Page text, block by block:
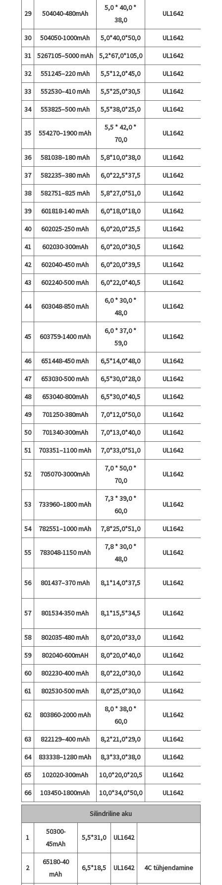
29 504040-480mAh
5,0 * 40,0 *
38,0
UL1642
30 504050-1000mAh 5,0*40,0*50,0
UL1642
31
5267105–5000 mAh 5,2*67,0*105,0
UL1642
32
551245–220 mAh 5,5*12,0*45,0
UL1642
33
552530–410 mAh 5,5*25,0*30,5
UL1642
34
553825–500 mAh 5,5*38,0*25,0 UL1642
35 554270–1900 mAh
5,5 * 42,0 *
70,0
UL1642
36 581038–180 mAh 5,8*10,0*38,0
UL1642
37
582235–380 mAh 6,0*22,5*37,5
UL1642
38
582751–825 mAh 5,8*27,0*51,0
UL1642
39
601818-140 mAh 6,0*18,0*18,0
UL1642
40
602025-250 mAh 6,0*20,0*25,5
UL1642
41
602030-300mAh 6,0*20,0*30,5
UL1642
42
602040-450 mAh 6,0*20,0*39,5
UL1642
43
602240-500 mAh 6,0*22,0*40,5 UL1642
44 603048-850 mAh
6,0 * 30,0 *
48,0
UL1642
45 603759-1400 mAh
6,0 * 37,0 *
59,0
UL1642
46 651448-450 mAh 6,5*14,0*48,0
UL1642
47
653030-500 mAh 6,5*30,0*28,0
UL1642
48
653040-800mAh 6,5*30,0*40,5
UL1642
49
701250-380mAh 7,0*12,0*50,0
UL1642
50
701340-300mAh 7,0*13,0*40,0
UL1642
51
703351–1100 mAh 7,0*33,0*51,0 UL1642
52 705070-3000mAh
7,0 * 50,0 *
70,0
UL1642
53 733960–1800 mAh
7,3 * 39,0 *
60,0
UL1642
54 782551–1000 mAh 7,8*25,0*51,0 UL1642
55 783048-1150 mAh
7,8 * 30,0 *
48,0
UL1642
56 801437–370 mAh 8,1*14,0*37,5 UL1642
57 801534-350 mAh 8,1*15,5*34,5 UL1642
58
802035-480 mAh 8,0*20,0*33,0
UL1642
59
802040-600mAH 8,0*20,0*40,0
UL1642
60
802230-400 mAh 8,0*22,0*30,0
UL1642
61
802530-500 mAh 8,0*25,0*30,0 UL1642
62 803860-2000 mAh
8,0 * 38,0 *
60,0
UL1642
63 822129–400 mAh 8,2*21,0*29,0
UL1642
64
833338–1280 mAh 8,3*33,0*38,0
UL1642
65
102020-300mAh 10,0*20,0*20,5
UL1642
66
103450-1800mAh 10,0*34,0*50,0 UL1642
Silindriline aku
1
50300-
45mAh
5,5*31,0 UL1642
2
65180-40
mAh
6,5*18,5 UL1642 4C tühjendamine